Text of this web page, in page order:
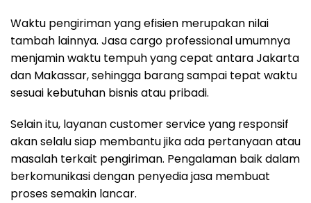
Waktu pengiriman yang efisien merupakan nilai
tambah lainnya. Jasa cargo professional umumnya
menjamin waktu tempuh yang cepat antara Jakarta
dan Makassar, sehingga barang sampai tepat waktu
sesuai kebutuhan bisnis atau pribadi.
Selain itu, layanan customer service yang responsif
akan selalu siap membantu jika ada pertanyaan atau
masalah terkait pengiriman. Pengalaman baik dalam
berkomunikasi dengan penyedia jasa membuat
proses semakin lancar.